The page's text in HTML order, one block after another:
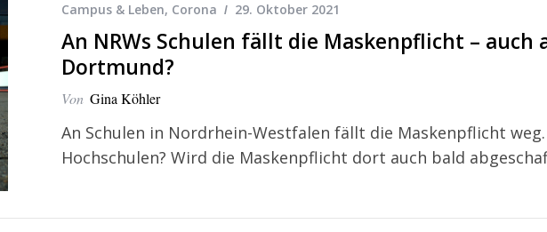
Campus & Leben, Corona 29. Oktober 2021
An NRWs Schulen fällt die Maskenpflicht – auch
Dortmund?
Von Gina Köhler
An Schulen in Nordrhein-Westfalen fällt die Maskenpflicht
Hochschulen? Wird die Maskenpflicht dort auch bald